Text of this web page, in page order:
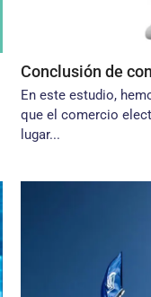
Conclusión de
En este estudio,
que el comercio
lugar...